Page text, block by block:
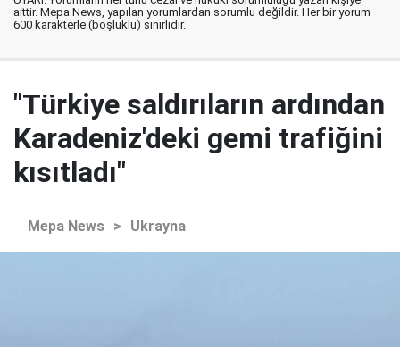
aittir. Mepa News, yapılan yorumlardan sorumlu değildir. Her bir yorum
600 karakterle (boşluklu) sınırlıdır.
"Türkiye saldırıların ardından
Karadeniz'deki gemi trafiğini
kısıtladı"
Mepa News > Ukrayna